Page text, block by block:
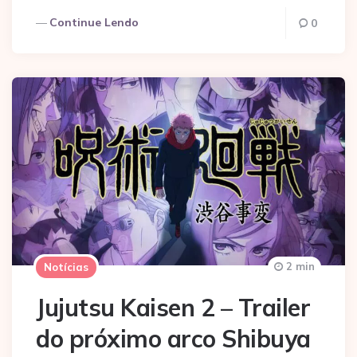
Continue Lendo 0
Notícias
Jujutsu Kaisen 2 – Trailer
do próximo arco Shibuya
2 min